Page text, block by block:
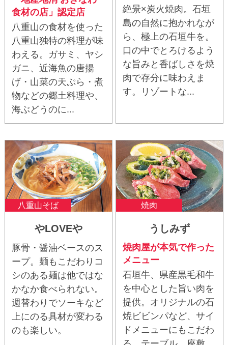
食材の店」認定店
八重山の食材を使った
八重山独特の料理が味
わえる。ガサミ、ヤシ
ガニ、近海魚の唐揚
げ・山菜の天ぷら・煮
物などの郷土料理や、
海ぶどうのに...
絶景×炭火焼肉。石垣
島の自然に抱かれなが
ら、極上の石垣牛を。
口の中でとろけるよう
な旨みと香ばしさを焼
肉で存分に味わえま
す。リゾートな...
八重山そば
やLOVEや
豚骨・醤油ベースのス
ープ。麺もこだわりコ
シのある麺は他ではな
かなか食べられない。
週替わりでソーキなど
上にのる具材が変わる
のも楽しい。
焼肉
うしみず
焼肉屋が本気で作った
メニュー
石垣牛、県産黒毛和牛
を中心とした旨い肉を
提供。オリジナルの石
焼ビビンパなど、サイ
ドメニューにもこだわ